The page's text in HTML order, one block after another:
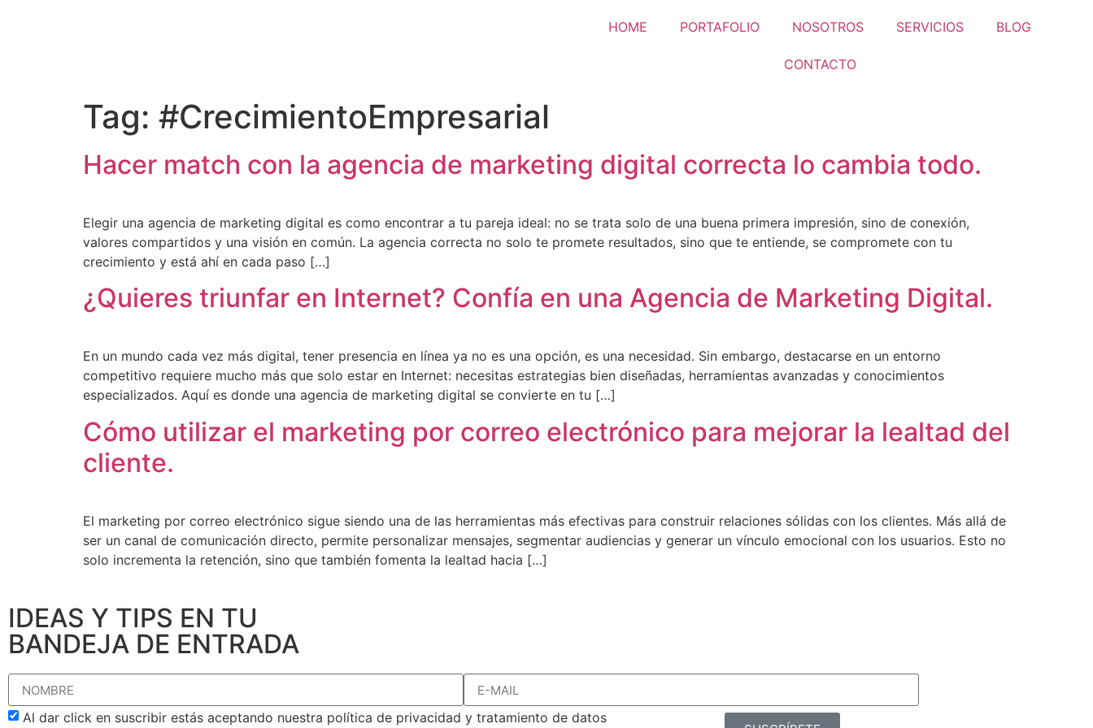
HOME PORTAFOLIO NOSOTROS SERVICIOS BLOG
CONTACTO
Tag: #CrecimientoEmpresarial
Hacer match con la agencia de marketing digital correcta lo cambia todo.
Elegir una agencia de marketing digital es como encontrar a tu pareja ideal: no se trata solo de una buena primera impresión, sino de conexión,
valores compartidos y una visión en común. La agencia correcta no solo te promete resultados, sino que te entiende, se compromete con tu
crecimiento y está ahí en cada paso […]
¿Quieres triunfar en Internet? Confía en una Agencia de Marketing Digital.
En un mundo cada vez más digital, tener presencia en línea ya no es una opción, es una necesidad. Sin embargo, destacarse en un entorno
competitivo requiere mucho más que solo estar en Internet: necesitas estrategias bien diseñadas, herramientas avanzadas y conocimientos
especializados. Aquí es donde una agencia de marketing digital se convierte en tu […]
Cómo utilizar el marketing por correo electrónico para mejorar la lealtad del
cliente.
El marketing por correo electrónico sigue siendo una de las herramientas más efectivas para construir relaciones sólidas con los clientes. Más allá de
ser un canal de comunicación directo, permite personalizar mensajes, segmentar audiencias y generar un vínculo emocional con los usuarios. Esto no
solo incrementa la retención, sino que también fomenta la lealtad hacia […]
IDEAS Y TIPS EN TU
BANDEJA DE ENTRADA
Al dar click en suscribir estás aceptando nuestra política de privacidad y tratamiento de datos